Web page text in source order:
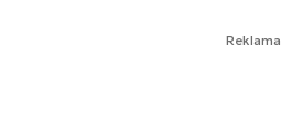
Reklama